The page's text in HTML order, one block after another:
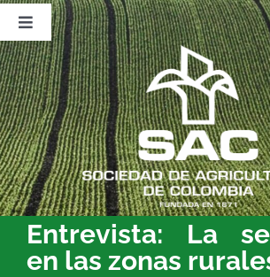
Saltar
contenido
Toggle
Navigation
Nosotros
Publicaciones
Sala de Prensa
Eventos
Entrevista: La
en las zonas